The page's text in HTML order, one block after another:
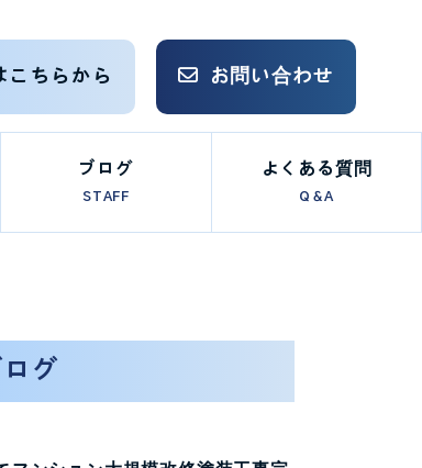
こちらから お問い合わせ
ブログ
STAFF
よくある質問
Q＆A
グ